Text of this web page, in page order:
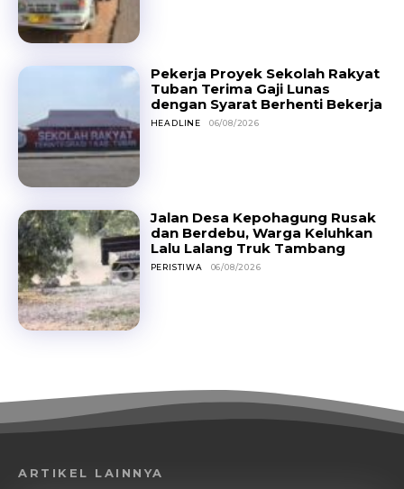
Pekerja Proyek Sekolah Rakyat
Tuban Terima Gaji Lunas
dengan Syarat Berhenti Bekerja
HEADLINE 06/08/2026
Jalan Desa Kepohagung Rusak
dan Berdebu, Warga Keluhkan
Lalu Lalang Truk Tambang
PERISTIWA 06/08/2026
ARTIKEL LAINNYA